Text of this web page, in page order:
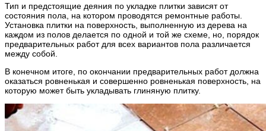
Тип и предстоящие деяния по укладке плитки зависят от
состояния пола, на котором проводятся ремонтные работы.
Установка плитки на поверхность, выполненную из дерева на
каждом из полов делается по одной и той же схеме, но, порядок
предварительных работ для всех вариантов пола различается
между собой.
В конечном итоге, по окончании предварительных работ должна
оказаться ровненькая и совершенно ровненькая поверхность, на
которую может быть укладывать глиняную плитку.